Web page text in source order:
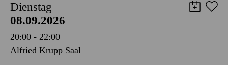
Dienstag
08.09.2026
20:00 - 22:00
Alfried Krupp Saal